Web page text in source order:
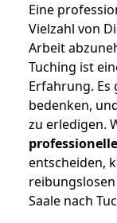
Eine
Vielzahl von
Arbeit
Tuching ist
Erfahrung. Es
bedenken,
zu erledigen.
entscheiden,
Saale nach